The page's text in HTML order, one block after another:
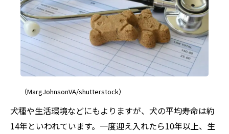
（MargJohnsonVA/shutterstock）
犬種や生活環境などにもよりますが、犬の平均寿命は約
14年といわれています。一度迎え入れたら10年以上、生